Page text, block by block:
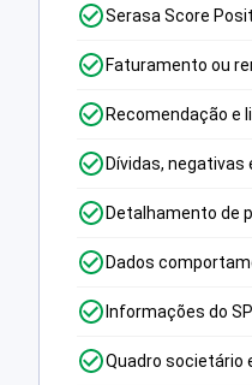
Serasa Score
Faturamento ou
Recomendação e
Dívidas, negativas
Detalhamento de
Dados
Informações do
Quadro societário